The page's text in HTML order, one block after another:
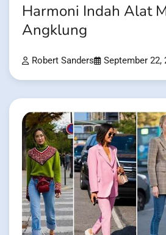
Harmoni Indah Alat
Angklung
Robert Sanders September 22,